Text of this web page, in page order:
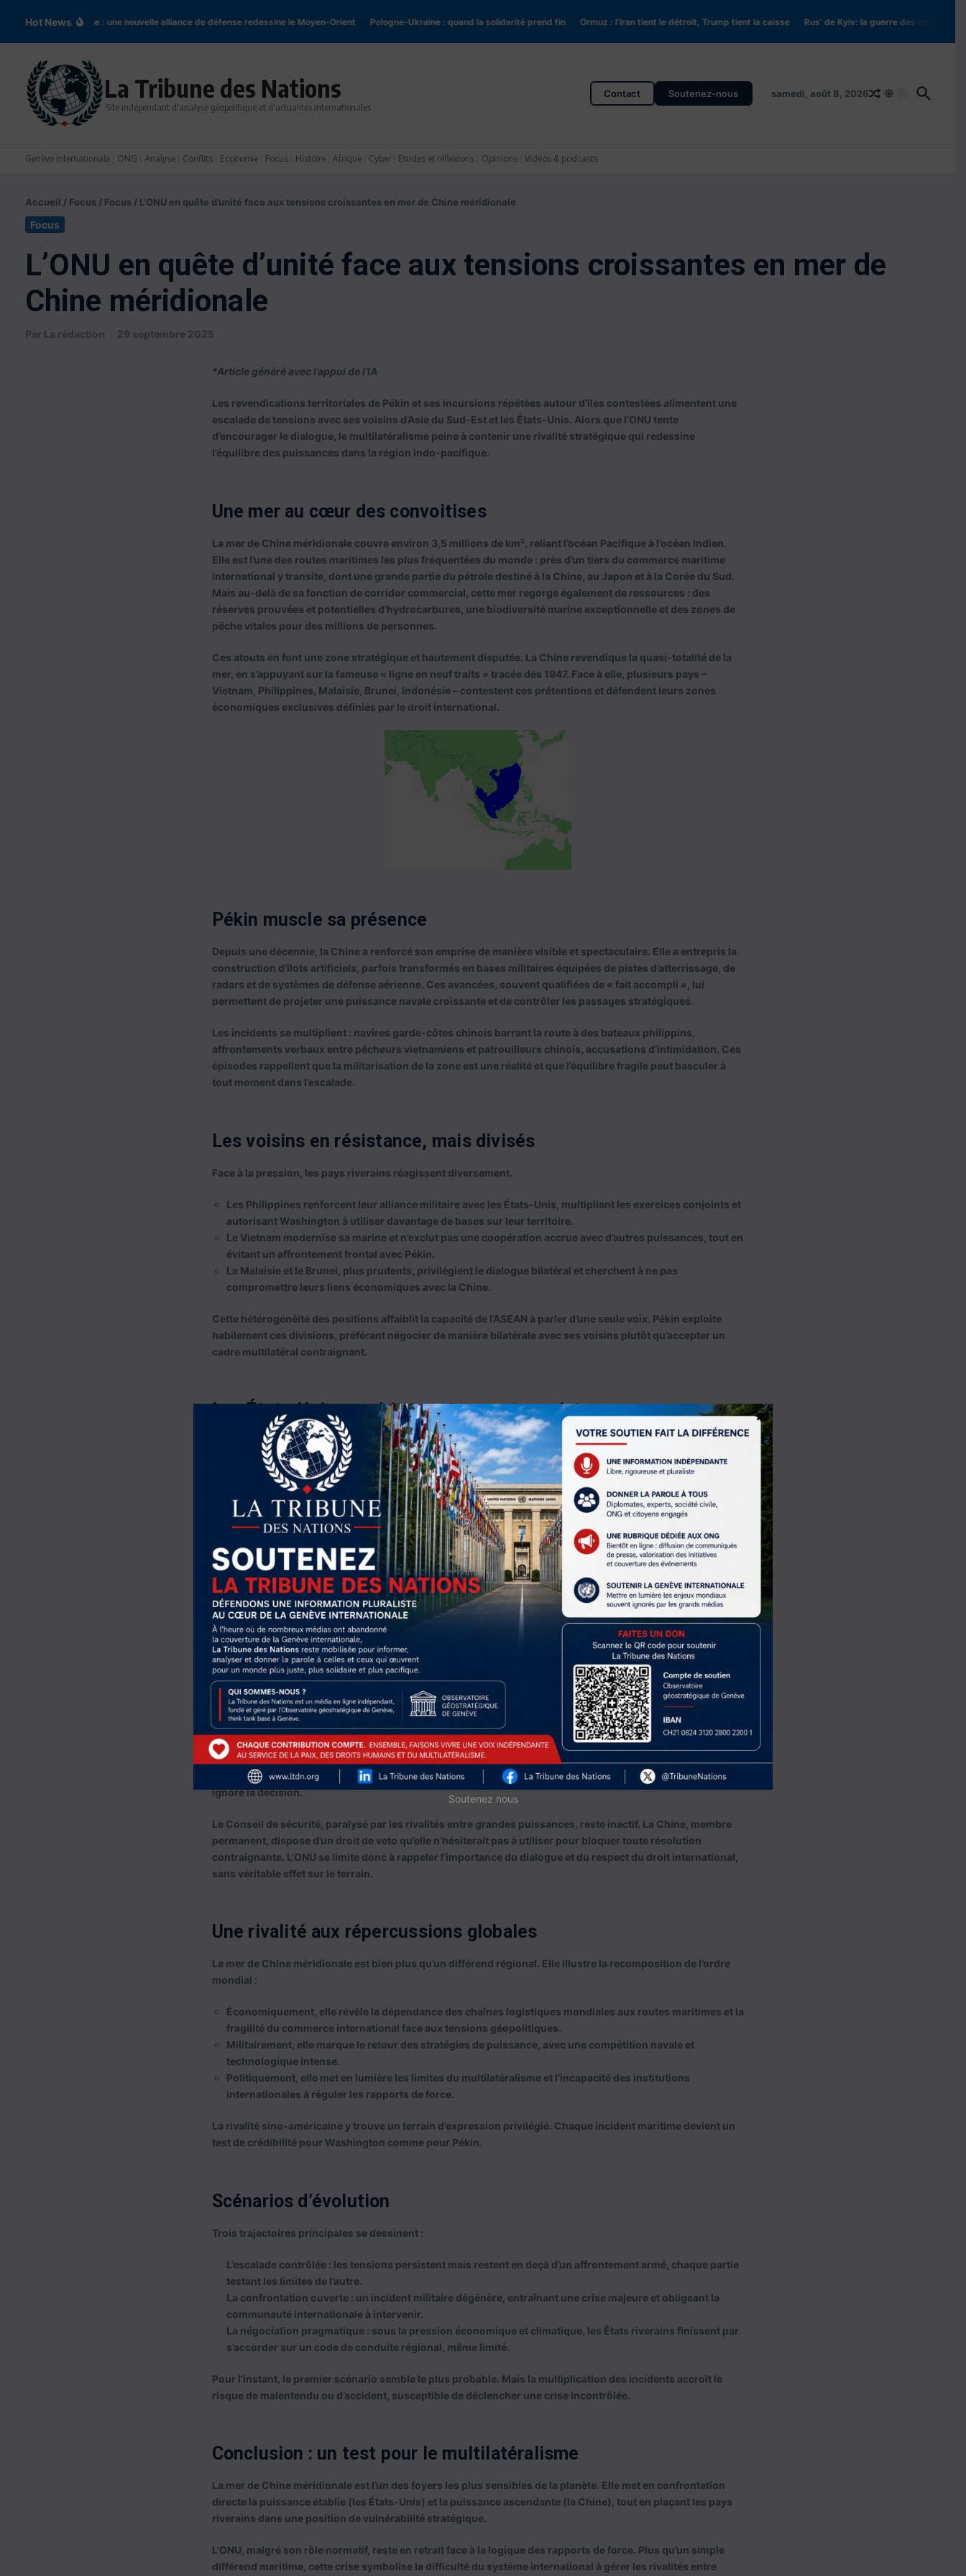
Hot News
de La Mecque : une nouvelle alliance de défense redessine le Moyen-Orient Pologne-Ukraine : quand la solidarité prend fin Ormuz : l’Iran tient le détroit, Trump tient la caisse Rus’ de Kyiv: la guerre des origines (Partie
La Tribune des Nations
Site indépendant d'analyse géopolitique et d'actualités internationales
Contact Soutenez-nous samedi, août 8, 2026
Genève internationale ONG Analyse Conflits Economie Focus Histoire Afrique Cyber Etudes et réflexions Opinions Vidéos & podcasts
Accueil / Focus/ Focus/ L’ONU en quête d’unité face aux tensions croissantes en mer de Chine méridionale
Focus
L’ONU en quête d’unité face aux tensions croissantes en mer de
Chine méridionale
Par La rédaction 29 septembre 2025
*Article généré avec l’appui de l’IA
Les revendications territoriales de Pékin et ses incursions répétées autour d’îles contestées alimentent une
escalade de tensions avec ses voisins d’Asie du Sud-Est et les États-Unis. Alors que l’ONU tente
d’encourager le dialogue, le multilatéralisme peine à contenir une rivalité stratégique qui redessine
l’équilibre des puissances dans la région indo-pacifique.
Une mer au cœur des convoitises
La mer de Chine méridionale couvre environ 3,5 millions de km², reliant l’océan Pacifique à l’océan Indien.
Elle est l’une des routes maritimes les plus fréquentées du monde : près d’un tiers du commerce maritime
international y transite, dont une grande partie du pétrole destiné à la Chine, au Japon et à la Corée du Sud.
Mais au-delà de sa fonction de corridor commercial, cette mer regorge également de ressources : des
réserves prouvées et potentielles d’hydrocarbures, une biodiversité marine exceptionnelle et des zones de
pêche vitales pour des millions de personnes.
Ces atouts en font une zone stratégique et hautement disputée. La Chine revendique la quasi-totalité de la
mer, en s’appuyant sur la fameuse « ligne en neuf traits » tracée dès 1947. Face à elle, plusieurs pays –
Vietnam, Philippines, Malaisie, Brunei, Indonésie – contestent ces prétentions et défendent leurs zones
économiques exclusives définies par le droit international.
Pékin muscle sa présence
Depuis une décennie, la Chine a renforcé son emprise de manière visible et spectaculaire. Elle a entrepris la
construction d’îlots artificiels, parfois transformés en bases militaires équipées de pistes d’atterrissage, de
radars et de systèmes de défense aérienne. Ces avancées, souvent qualifiées de « fait accompli », lui
permettent de projeter une puissance navale croissante et de contrôler les passages stratégiques.
Les incidents se multiplient : navires garde-côtes chinois barrant la route à des bateaux philippins,
affrontements verbaux entre pêcheurs vietnamiens et patrouilleurs chinois, accusations d’intimidation. Ces
épisodes rappellent que la militarisation de la zone est une réalité et que l’équilibre fragile peut basculer à
tout moment dans l’escalade.
Les voisins en résistance, mais divisés
Face à la pression, les pays riverains réagissent diversement.
Les Philippines renforcent leur alliance militaire avec les États-Unis, multipliant les exercices conjoints et
autorisant Washington à utiliser davantage de bases sur leur territoire.
Le Vietnam modernise sa marine et n’exclut pas une coopération accrue avec d’autres puissances, tout en
évitant un affrontement frontal avec Pékin.
La Malaisieet le Brunei , plus prudents, privilégient le dialogue bilatéral et cherchent à ne pas
compromettre leurs liens économiques avec la Chine.
Cette hétérogénéité des positions affaiblit la capacité de l’ASEAN à parler d’une seule voix. Pékin exploite
habilement ces divisions, préférant négocier de manière bilatérale avec ses voisins plutôt qu’accepter un
cadre multilatéral contraignant.
Les États-Unis en arbitre… et en protagoniste
Washington se pose en garant de la « liberté de navigation ». Ses navires de guerre croisent régulièrement
dans la zone pour contester les revendications chinoises et démontrer leur engagement envers les alliés
régionaux. Mais derrière cette défense du droit international, les États-Unis cherchent surtout à contenir
l’expansion chinoise dans l’Indo-Pacifique.
L’administration américaine a par ailleurs intensifié la formation d’alliances régionales :
leQuad
(États-Unis, Inde, Japon, Australie),
l’ AUKUS(États-Unis, Royaume-Uni, Australie),
et des partenariats renforcés avec les Philippines et le Japon.
Ces dispositifs visent à encercler la Chine et à préserver un équilibre stratégique, mais ils alimentent aussi
l’impression, côté chinois, d’une politique d’endiguement hostile.
Le rôle effacé de l’ONU
Dans ce contexte explosif, les Nations Unies peinent à s’imposer comme médiateur. Certes, la Convention
des Nations unies sur le droit de la mer (CNUDM), adoptée en 1982, définit les droits maritimes des États et a
déjà servi de base juridique à un arbitrage important : en 2016, la Cour permanente d’arbitrage de La Haye a
donné raison aux Philippines, rejetant les revendications chinoises. Mais Pékin a purement et simplement
ignoré la décision.
Le Conseil de sécurité, paralysé par les rivalités entre grandes puissances, reste inactif. La Chine, membre
permanent, dispose d’un droit de veto qu’elle n’hésiterait pas à utiliser pour bloquer toute résolution
contraignante. L’ONU se limite donc à rappeler l’importance du dialogue et du respect du droit international,
sans véritable effet sur le terrain.
Une rivalité aux répercussions globales
La mer de Chine méridionale est bien plus qu’un différend régional. Elle illustre la recomposition de l’ordre
mondial :
Économiquement, elle révèle la dépendance des chaînes logistiques mondiales aux routes maritimes et la
fragilité du commerce international face aux tensions géopolitiques.
Militairement, elle marque le retour des stratégies de puissance, avec une compétition navale et
technologique intense.
Politiquement, elle met en lumière les limites du multilatéralisme et l’incapacité des institutions
internationales à réguler les rapports de force.
La rivalité sino-américaine y trouve un terrain d’expression privilégié. Chaque incident maritime devient un
test de crédibilité pour Washington comme pour Pékin.
Scénarios d’évolution
Trois trajectoires principales se dessinent :
L’escalade contrôlée: les tensions persistent mais restent en deçà d’un affrontement armé, chaque partie
testant les limites de l’autre.
La confrontation ouverte: un incident militaire dégénère, entraînant une crise majeure et obligeant la
communauté internationale à intervenir.
La négociation pragmatique: sous la pression économique et climatique, les États riverains finissent par
s’accorder sur un code de conduite régional, même limité.
Pour l’instant, le premier scénario semble le plus probable. Mais la multiplication des incidents accroît le
risque de malentendu ou d’accident, susceptible de déclencher une crise incontrôlée.
Conclusion : un test pour le multilatéralisme
La mer de Chine méridionale est l’un des foyers les plus sensibles de la planète. Elle met en confrontation
directe la puissance établie (les États-Unis) et la puissance ascendante (la Chine), tout en plaçant les pays
riverains dans une position de vulnérabilité stratégique.
L’ONU, malgré son rôle normatif, reste en retrait face à la logique des rapports de force. Plus qu’un simple
différend maritime, cette crise symbolise la difficulté du système international à gérer les rivalités entre
Soutenez nous
×